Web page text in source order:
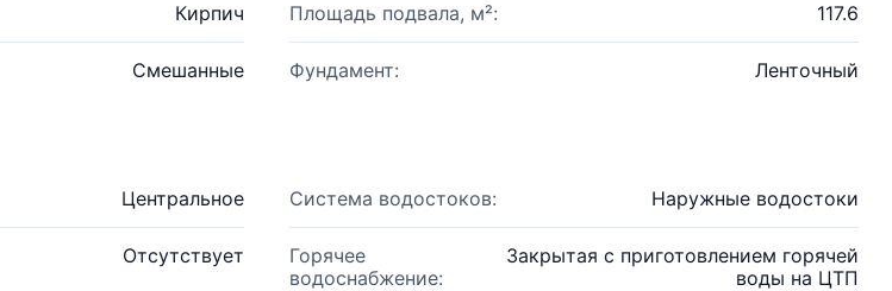
Кирпич Площадь подвала, м²: 117.6
Смешанные Фундамент: Ленточный
Центральное Система водостоков: Наружные водостоки
Отсутствует
Горячее
водоснабжение:
Закрытая с приготовлением горячей
воды на ЦТП